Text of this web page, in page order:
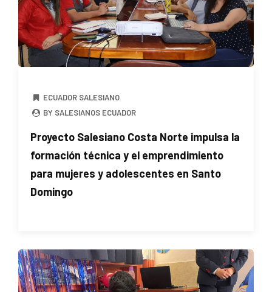
ECUADOR SALESIANO
BY SALESIANOS ECUADOR
Proyecto Salesiano Costa Norte impulsa la
formación técnica y el emprendimiento
para mujeres y adolescentes en Santo
Domingo